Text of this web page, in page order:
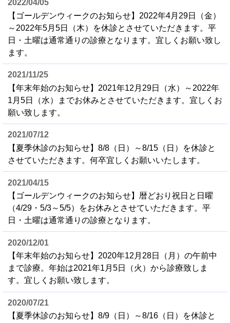
2022/04/05
【ゴールデンウィークのお知らせ】2022年4月29日（金）
～2022年5月5日（木）を休診とさせていただきます。平
日・土曜は通常通りの診療となります。宜しくお願い致し
ます。
2021/11/25
【年末年始のお知らせ】2021年12月29日（水）～2022年
1月5日（水）までお休みとさせていただきます。宜しくお
願い致します。
2021/07/12
【夏季休診のお知らせ】8/8（日）～8/15（日）を休診と
させていただきます。何卒宜しくお願いいたします。
2021/04/15
【ゴールデンウィークのお知らせ】暦どおり祝日と日曜
（4/29・5/3～5/5）をお休みとさせていただきます。平
日・土曜は通常通りの診療となります。
2020/12/01
【年末年始のお知らせ】2020年12月28日（月）の午前中
まで診療。年始は2021年1月5日（火）から診療致しま
す。宜しくお願い致します。
2020/07/21
【夏季休診のお知らせ】8/9（日）～8/16（日）を休診と